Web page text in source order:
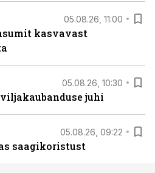
05.08.26, 11:00
kasvavast
05.08.26, 10:30
juhi
05.08.26, 09:22
saagikoristust